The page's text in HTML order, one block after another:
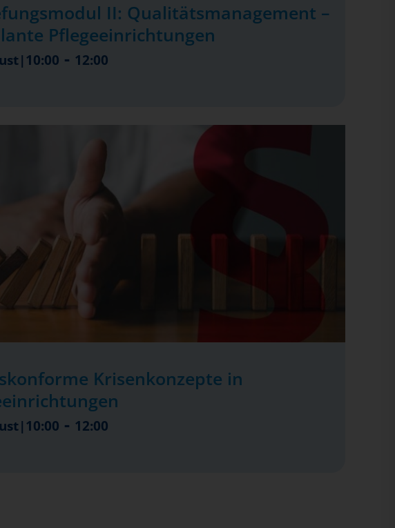
II: Qualitätsmanagement –
Pflegeeinrichtungen
- 12:00
Krisenkonzepte in
- 12:00